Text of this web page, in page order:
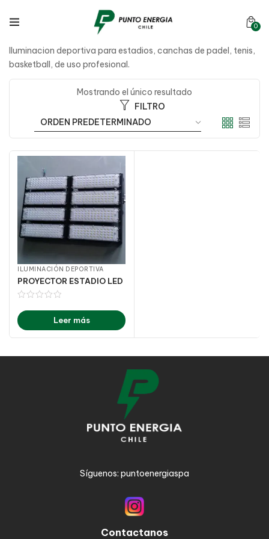
0
Iluminacion deportiva para estadios, canchas de padel, tenis,
basketball, de uso profesional.
Mostrando el único resultado
FILTRO
ILUMINACIÓN DEPORTIVA
PROYECTOR ESTADIO LED
Leer más
Síguenos: puntoenergiaspa
Contactanos